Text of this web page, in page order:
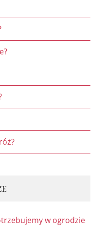
w ogrodzie